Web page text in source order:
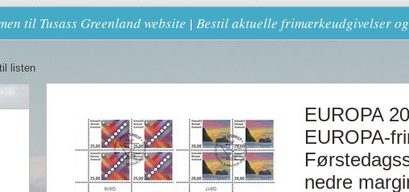
til Tusass Greenland website | Bestil aktuelle frimærkeudgivelser
listen
EUROPA
EUROPA-
nedre